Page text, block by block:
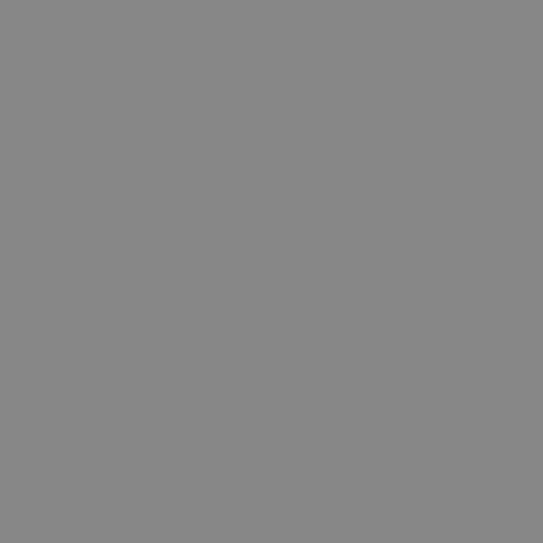
nichž dochází k poklesu přirozené
Látky obsažené v kloubní výživě
po zraněních, ale také jako jejich